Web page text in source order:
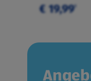
€ 19,99¹